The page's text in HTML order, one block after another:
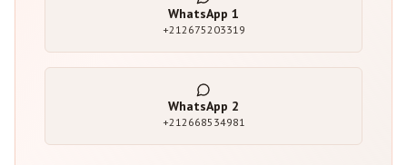
WhatsApp 1
+212675203319
WhatsApp 2
+212668534981